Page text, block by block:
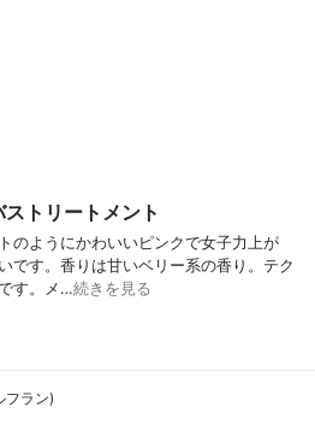
トリートメント
のようにかわいいピンクで女子力上が
です。香りは甘いベリー系の香り。テク
す。メ…続きを見る
フラン)